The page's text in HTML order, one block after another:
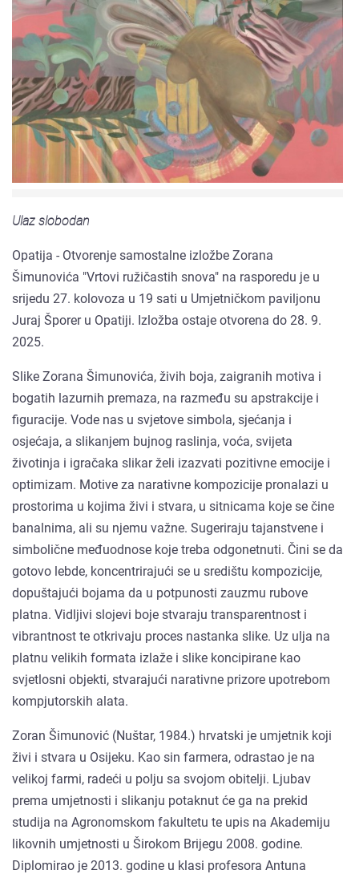
Ulaz slobodan
Opatija - Otvorenje samostalne izložbe Zorana
Šimunovića "Vrtovi ružičastih snova" na rasporedu je u
srijedu 27. kolovoza u 19 sati u Umjetničkom paviljonu
Juraj Šporer u Opatiji. Izložba ostaje otvorena do 28. 9.
2025.
Slike Zorana Šimunovića, živih boja, zaigranih motiva i
bogatih lazurnih premaza, na razmeđu su apstrakcije i
figuracije. Vode nas u svjetove simbola, sjećanja i
osjećaja, a slikanjem bujnog raslinja, voća, svijeta
životinja i igračaka slikar želi izazvati pozitivne emocije i
optimizam. Motive za narativne kompozicije pronalazi u
prostorima u kojima živi i stvara, u sitnicama koje se čine
banalnima, ali su njemu važne. Sugeriraju tajanstvene i
simbolične međuodnose koje treba odgonetnuti. Čini se da
gotovo lebde, koncentrirajući se u središtu kompozicije,
dopuštajući bojama da u potpunosti zauzmu rubove
platna. Vidljivi slojevi boje stvaraju transparentnost i
vibrantnost te otkrivaju proces nastanka slike. Uz ulja na
platnu velikih formata izlaže i slike koncipirane kao
svjetlosni objekti, stvarajući narativne prizore upotrebom
kompjutorskih alata.
Zoran Šimunović (Nuštar, 1984.) hrvatski je umjetnik koji
živi i stvara u Osijeku. Kao sin farmera, odrastao je na
velikoj farmi, radeći u polju sa svojom obitelji. Ljubav
prema umjetnosti i slikanju potaknut će ga na prekid
studija na Agronomskom fakultetu te upis na Akademiju
likovnih umjetnosti u Širokom Brijegu 2008. godine.
Diplomirao je 2013. godine u klasi profesora Antuna